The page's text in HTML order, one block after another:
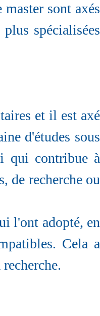
sont axés
spécialisées
et il est axé
d'études sous
qui contribue à
de recherche ou
l'ont adopté, en
Cela a